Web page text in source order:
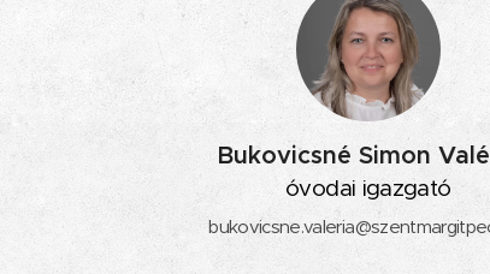
Bukovicsné Simon
óvodai igazgató